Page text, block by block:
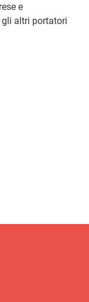
e
altri portatori